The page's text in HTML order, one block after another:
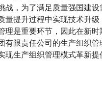
战，为了满足质量强国建设
提升过程中实现技术升级
理是重要环节，因此在新时
有限责任公司的生产组织管
现生产组织管理模式革新提